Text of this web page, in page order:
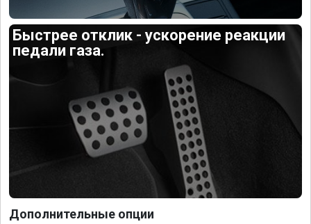
Быстрее отклик - ускорение реакции
педали газа.
Дополнительные опции